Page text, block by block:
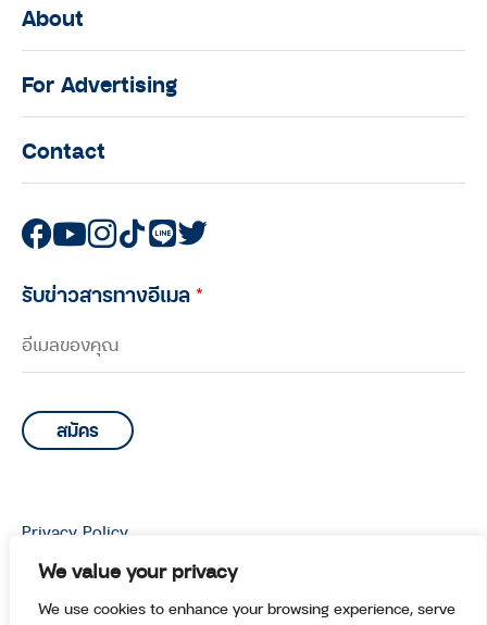
We value your privacy
We use cookies to enhance your browsing experience, serve
About
For Advertising
Contact
รับข่าวสารทางอีเมล*
© Copyright 2026 Manoottangwai All Rights Reserved.
Privacy Policy